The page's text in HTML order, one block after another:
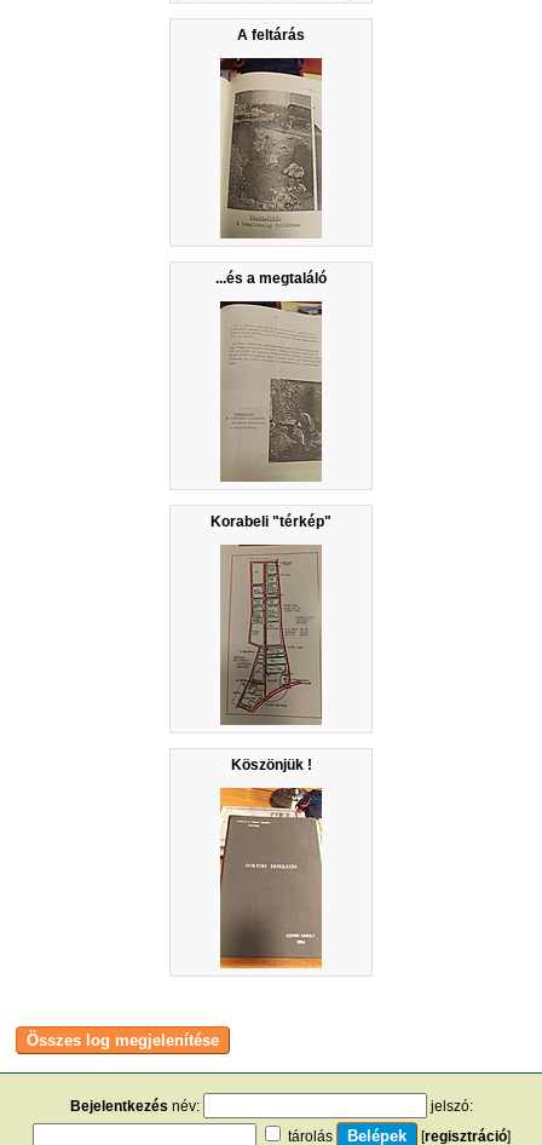
A feltárás
...és a megtaláló
Korabeli "térkép"
Köszönjük !
Bejelentkezés név:
jelszó:
tárolás
[regisztráció]